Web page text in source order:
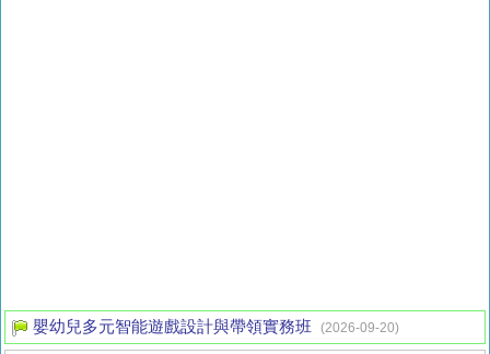
嬰幼兒多元智能遊戲設計與帶領實務班 (2026-09-20)